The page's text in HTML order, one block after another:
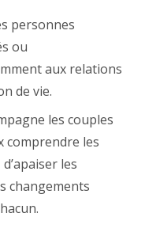
personnes
ou
aux relations
de vie.
les couples
comprendre les
d’apaiser les
changements